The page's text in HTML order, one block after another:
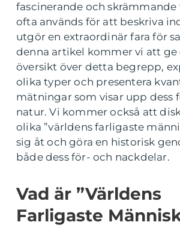
fascinerande och
ofta används för att beskriva
utgör en extraordinär fara för
denna artikel kommer vi att
översikt över detta begrepp,
olika typer och presentera
mätningar som visar upp dess
natur. Vi kommer också att
olika ”världens farligaste
sig åt och göra en historisk
både dess för- och nackdelar.
Vad är ”Världens
Farligaste